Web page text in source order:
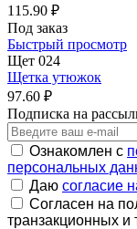
115.90 ₽
Под заказ
Быстрый просмотр
Щет 024
Щетка утюжок
97.60 ₽
Подписка на
Ознакомлен с
персональных
Даю согласие
Согласен на
транзакционных и